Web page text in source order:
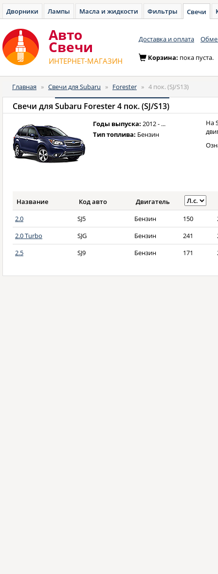
Дворники Лампы Масла и жидкости Фильтры Свечи
Авто
Cвечи
ИНТЕРНЕТ-МАГАЗИН
Доставка и оплата
Корзина: пока пуста.
Главная » Свечи для Subaru » Forester » 4 пок. (SJ/S13)
Свечи для Subaru Forester 4 пок. (SJ/S13)
Годы выпуска: 2012 - ...
Тип топлива: Бензин
На
Название Код авто
Двигатель
2.0
SJ5 Бензин 150
2.0 Turbo
SJG Бензин 241
2.5
SJ9 Бензин 171